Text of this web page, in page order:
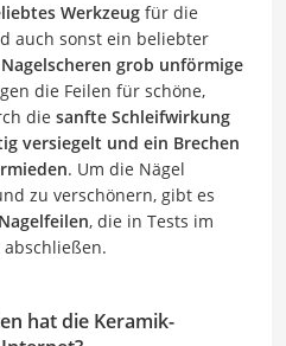
Werkzeug für die
auch sonst ein beliebter
Nagelscheren grob unförmige
die Feilen für schöne,
die sanfte Schleifwirkung
versiegelt und ein Brechen
. Um die Nägel
zu verschönern, gibt es
, die in Tests im
hat die Keramik-